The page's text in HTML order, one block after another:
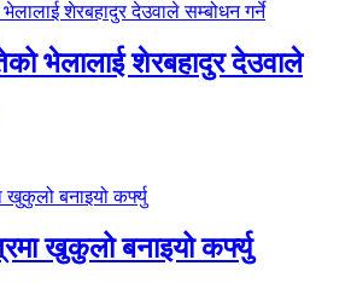
भेलालाई शेरबहादुर देउवाले
खुकुलो बनाइयो कर्फ्यु